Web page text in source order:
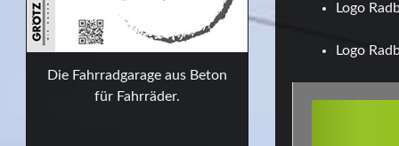
Die Fahrradgarage aus Beton
für Fahrräder.
Logo
Logo